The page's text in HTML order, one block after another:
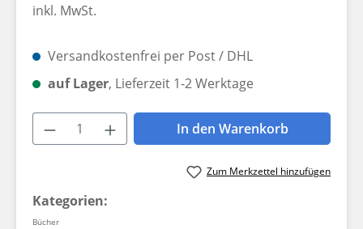
inkl. MwSt.
Versandkostenfrei per Post / DHL
auf Lager, Lieferzeit 1-2 Werktage
Produkt Anzahl: Gib den
In den Warenkorb
Zum Merkzettel hinzufügen
Kategorien:
Bücher